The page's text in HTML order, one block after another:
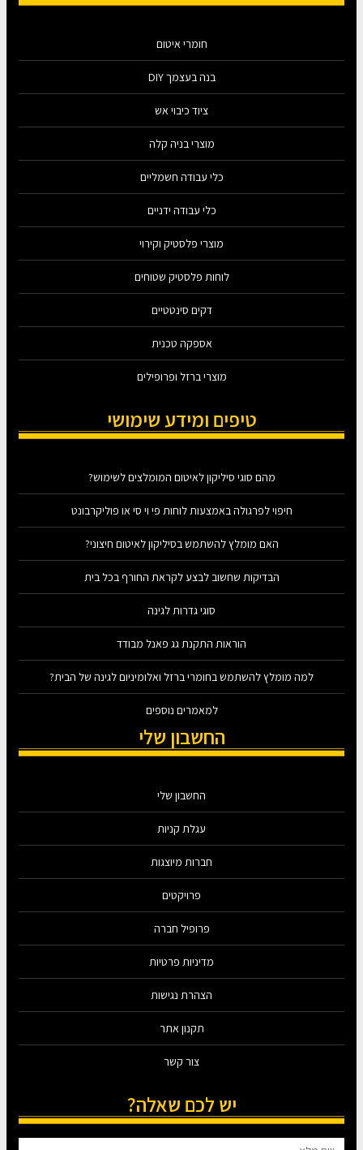
חומרי איטום
בנה בעצמך DIY
ציוד כיבוי אש
מוצרי בניה קלה
כלי עבודה חשמליים
כלי עבודה ידניים
מוצרי פלסטיק וקירוי
לוחות פלסטיק שטוחים
דקים סינטטיים
אספקה טכנית
מוצרי ברזל ופרופילים
טיפים ומידע שימושי
מהם סוגי סיליקון לאיטום המומלצים לשימוש?
חיפוי לפרגולה באמצעות לוחות פי וי סי או פוליקרבונט
האם מומלץ להשתמש בסיליקון לאיטום חיצוני?
הבדיקות שחשוב לבצע לקראת החורף בכל בית
סוגי גדרות לגינה
הוראות התקנת גג פאנל מבודד
למה מומלץ להשתמש בחומרי ברזל ואלומיניום לגינה של הבית?
למאמרים נוספים
החשבון שלי
החשבון שלי
עגלת קניות
חברות מיוצגות
פרויקטים
פרופיל חברה
מדיניות פרטיות
הצהרת נגישות
תקנון אתר
צור קשר
יש לכם שאלה?